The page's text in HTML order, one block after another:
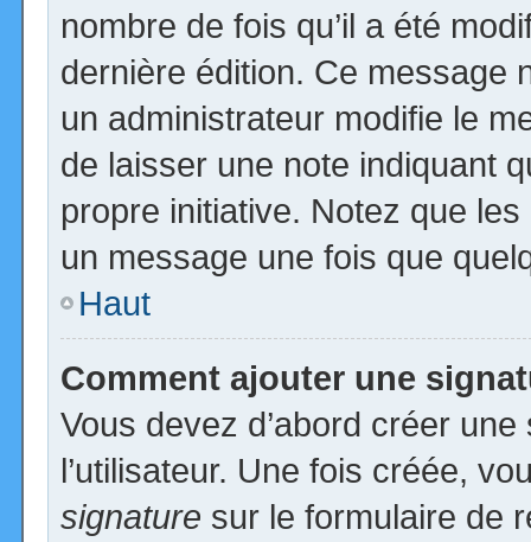
nombre de fois qu’il a été
dernière édition. Ce message
un administrateur modifie le
de laisser une note indiquant
propre initiative. Notez que
un message une fois que
Haut
Comment ajouter une
Vous devez d’abord créer
l’utilisateur. Une fois créée,
signature sur le formulaire de